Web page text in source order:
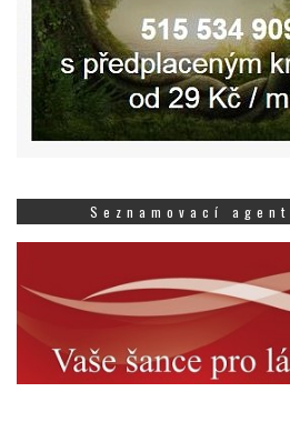
Seznamovací